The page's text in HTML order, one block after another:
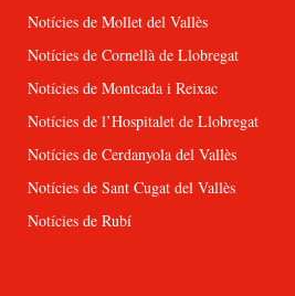
Notícies de Mollet del Vallès
Notícies de Cornellà de Llobregat
Notícies de Montcada i Reixac
Notícies de l’Hospitalet de Llobregat
Notícies de Cerdanyola del Vallès
Notícies de Sant Cugat del Vallès
Notícies de Rubí